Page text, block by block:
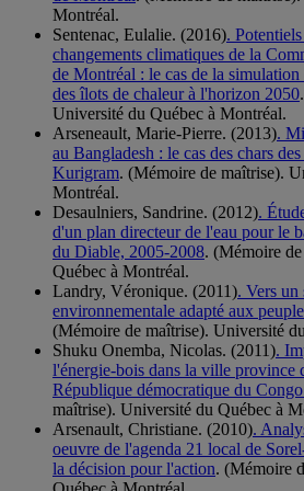
Montréal.
Sentenac, Eulalie. (2016).
changements climatiques de la
de Montréal : le cas de la
des îlots de chaleur à l'horizon 2050
Université du Québec à Montréal.
Arseneault, Marie-Pierre. (2013).
au Bangladesh : le cas des chars
Kurigram. (Mémoire de maîtrise).
Montréal.
Desaulniers, Sandrine. (2012).
d'un plan directeur de l'eau pour le
du Diable, 2005-2008. (Mémoire
Québec à Montréal.
Landry, Véronique. (2011). Vers un
environnementale adapté aux
(Mémoire de maîtrise). Université
Shuku Onemba, Nicolas. (2011).
l'énergie-bois dans la ville province
République démocratique du
maîtrise). Université du Québec à
Arsenault, Christiane. (2010).
oeuvre de l'agenda 21 local de
la décision pour l'action. (Mémoire